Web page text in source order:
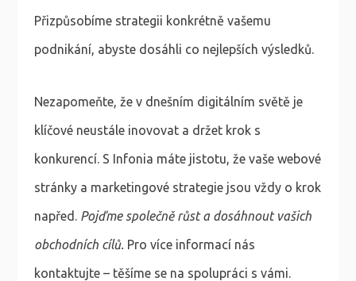
Přizpůsobíme strategii konkrétně vašemu
podnikání, abyste dosáhli co nejlepších výsledků.
Nezapomeňte, že v dnešním digitálním světě je
klíčové neustále inovovat a držet krok s
konkurencí. S Infonia máte jistotu, že vaše webové
stránky a marketingové strategie jsou vždy o krok
napřed. Pojďme společně růst a dosáhnout vašich
obchodních cílů. Pro více informací nás
kontaktujte – těšíme se na spolupráci s vámi.